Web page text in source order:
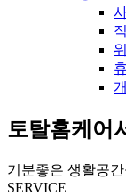
토탈홈케어
기분좋은 생활공
SERVICE